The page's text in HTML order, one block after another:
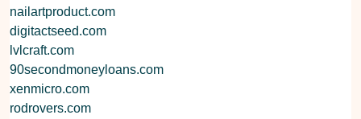
nailartproduct.com
digitactseed.com
lvlcraft.com
90secondmoneyloans.com
xenmicro.com
rodrovers.com